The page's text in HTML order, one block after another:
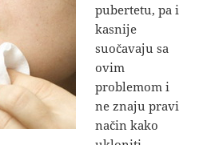
pubertetu, pa i
kasnije
suočavaju sa
ovim
problemom i
ne znaju pravi
način kako